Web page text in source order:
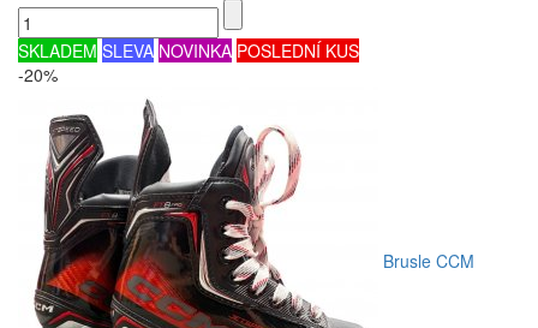
SKLADEM SLEVA NOVINKA POSLEDNÍ KUS
-20%
Brusle CCM